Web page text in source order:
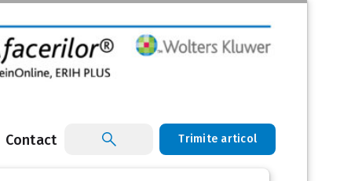
Contact Trimite articol